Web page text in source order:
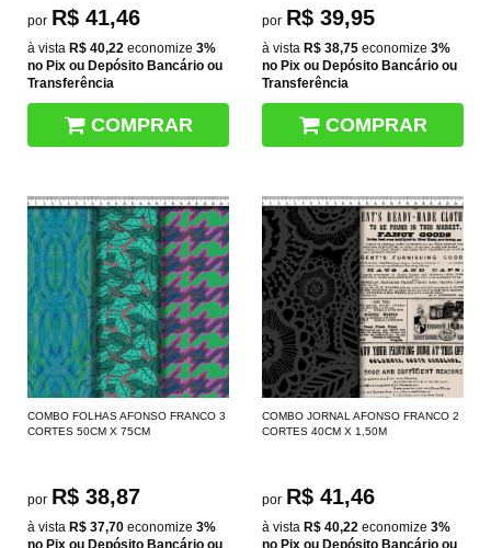
por R$ 41,46
à vista R$ 40,22 economize 3%
no Pix ou Depósito Bancário ou
Transferência
COMPRAR
por R$ 39,95
à vista R$ 38,75 economize 3%
no Pix ou Depósito Bancário ou
Transferência
COMPRAR
COMBO FOLHAS AFONSO FRANCO 3
CORTES 50CM X 75CM
por R$ 38,87
à vista R$ 37,70 economize 3%
no Pix ou Depósito Bancário ou
COMBO JORNAL AFONSO FRANCO 2
CORTES 40CM X 1,50M
por R$ 41,46
à vista R$ 40,22 economize 3%
no Pix ou Depósito Bancário ou